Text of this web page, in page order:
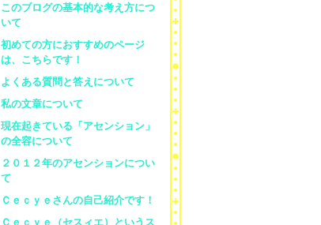
このブログの基本的な考え方につ
いて
初めての方におすすめのページ
は、こちらです！
よくある質問と答えについて
私の文章について
現在起きている「アセンション」
の全容について
２０１２年のアセンションについ
て
Ｃｅｃｙｅさんの自己紹介です！
Ｃｅｃｙｅ（セスィエ）というス